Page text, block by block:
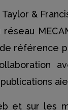
&
référence
et sur les